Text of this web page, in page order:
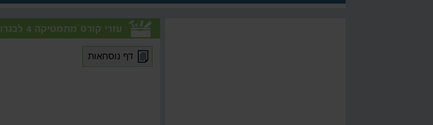
עזרי קורס מתמטיקה 4 לבגרות
דף נוסחאות